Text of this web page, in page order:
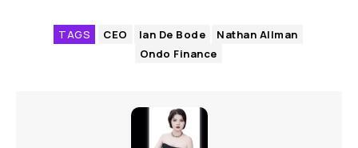
TAGS CEO Ian De Bode
Nathan Allman
Ondo Finance